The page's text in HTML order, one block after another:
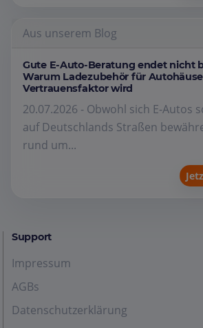
Aus unserem Blog
Gute E-Auto-Beratung endet nicht
Warum Ladezubehör für
Vertrauensfaktor wird
20.07.2026 - Obwohl sich E-Autos
auf Deutschlands Straßen
rund um...
Support
Impressum
AGBs
Datenschutzerklärung